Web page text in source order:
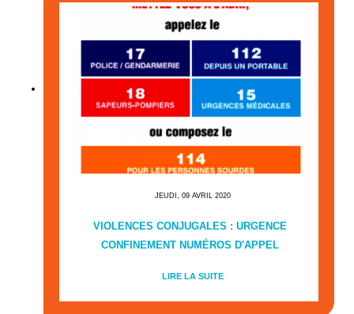
JEUDI, 09 AVRIL 2020
VIOLENCES CONJUGALES : URGENCE
CONFINEMENT NUMÉROS D'APPEL
LIRE LA SUITE